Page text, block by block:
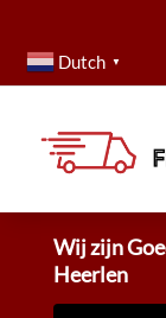
Dutch ▼
Wij zijn
Heerlen